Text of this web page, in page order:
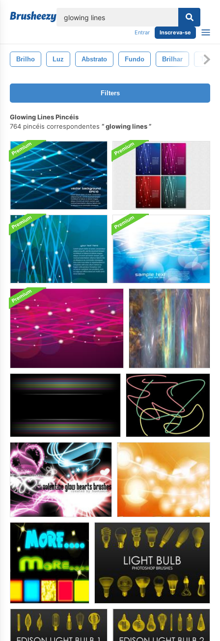
Entrar Inscreva-se
Brilho Luz Abstrato Fundo Brilhar
Filters
Glowing Lines Pincéis
764 pincéis correspondentes
glowing lines